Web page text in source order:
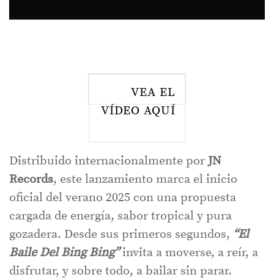
VEA EL
VÍDEO AQUÍ
Distribuido internacionalmente porJN
Records, este lanzamiento marca el inicio
oficial del verano 2025 con una propuesta
cargada de energía, sabor tropical y pura
gozadera. Desde sus primeros segundos, “El
Baile Del Bing Bing” invita a moverse, a reír, a
disfrutar, y sobre todo, a bailar sin parar.